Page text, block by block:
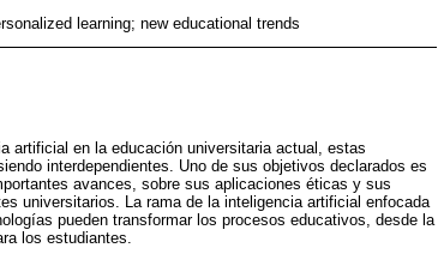
learning; new educational trends
artificial en la educación universitaria actual, estas
interdependientes. Uno de sus objetivos declarados es
avances, sobre sus aplicaciones éticas y sus
universitarios. La rama de la inteligencia artificial enfocada
pueden transformar los procesos educativos, desde la
los estudiantes.